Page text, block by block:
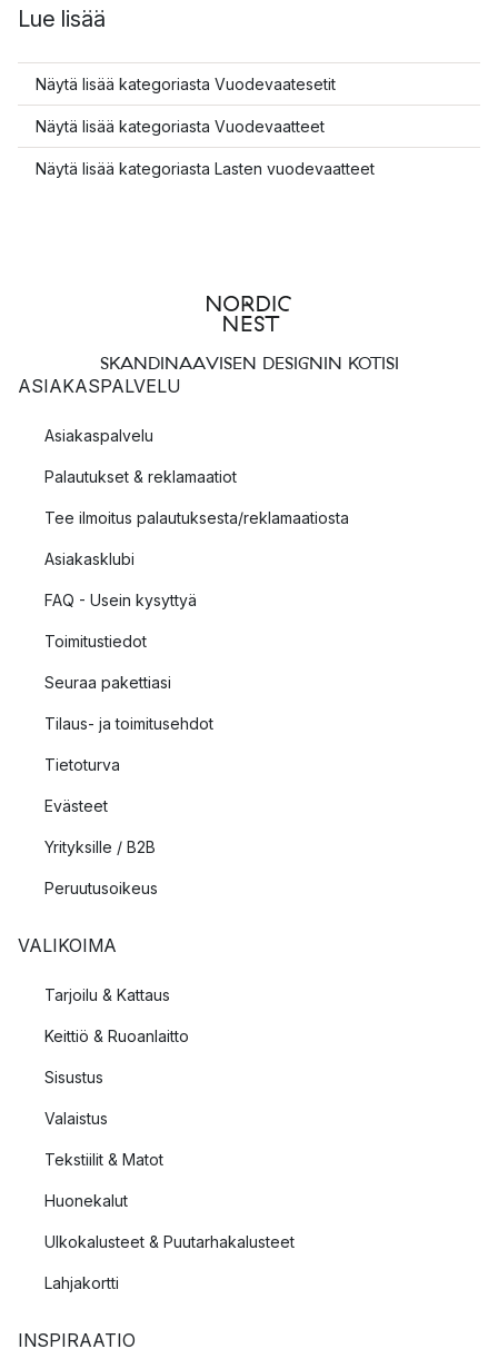
Lue lisää
Näytä lisää kategoriasta Vuodevaatesetit
Näytä lisää kategoriasta Vuodevaatteet
Näytä lisää kategoriasta Lasten vuodevaatteet
SKANDINAAVISEN DESIGNIN KOTISI
ASIAKASPALVELU
Asiakaspalvelu
Palautukset & reklamaatiot
Tee ilmoitus palautuksesta/reklamaatiosta
Asiakasklubi
FAQ - Usein kysyttyä
Toimitustiedot
Seuraa pakettiasi
Tilaus- ja toimitusehdot
Tietoturva
Evästeet
Yrityksille / B2B
Peruutusoikeus
VALIKOIMA
Tarjoilu & Kattaus
Keittiö & Ruoanlaitto
Sisustus
Valaistus
Tekstiilit & Matot
Huonekalut
Ulkokalusteet & Puutarhakalusteet
Lahjakortti
INSPIRAATIO